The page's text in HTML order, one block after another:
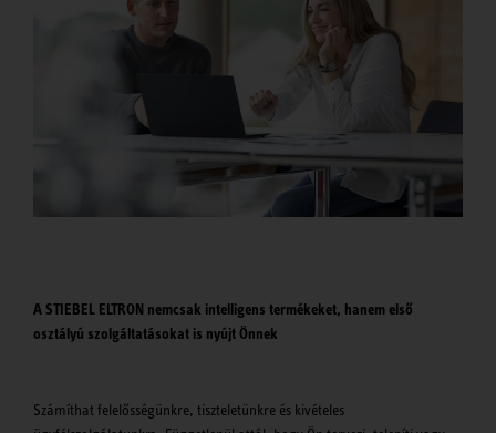
A STIEBEL ELTRON nemcsak intelligens termékeket, hanem első
osztályú szolgáltatásokat is nyújt Önnek
Számíthat felelősségünkre, tiszteletünkre és kivételes